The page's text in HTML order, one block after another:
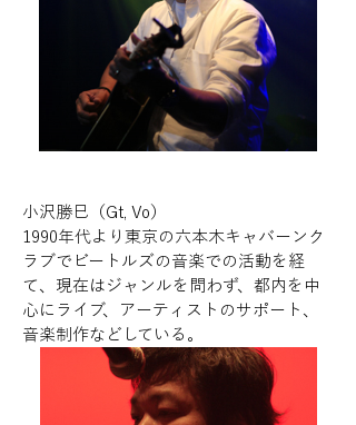
小沢勝巳（Gt, Vo）
1990年代より東京の六本木キャバーンク
ラブでビートルズの音楽での活動を経
て、現在はジャンルを問わず、都内を中
心にライブ、アーティストのサポート、
音楽制作などしている。